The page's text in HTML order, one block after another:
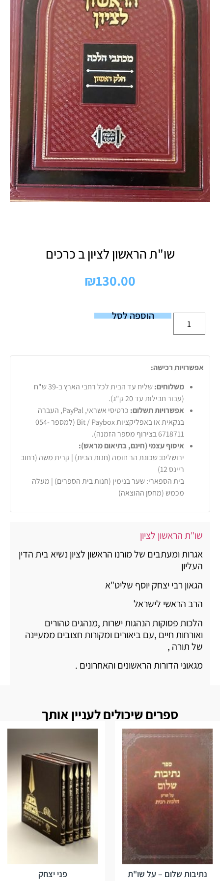
שו"ת הראשון לציון ב כרכים
₪130.00
הוספה לסל
אפשרויות רכישה:
משלוחים:
שליח עד הבית לכל רחבי הארץ ב-39 ש"ח
(עבור חבילות עד 20 ק"ג).
אפשרויות תשלום:
כרטיסי אשראי, PayPal, העברה
בנקאית או באפליקציות Bit / Paybox (למספר 054-
6718711 בצירוף מספר הזמנה).
איסוף עצמי (חינם, בתיאום מראש):
ירושלים: שכונת הר חומה (חנות הבית) | קרית משה (רחוב
ריינס 12)
בית הספארי: שער בנימין (חנות בית הספרים) | מעלה
מכמש (מחסן ההוצאה)
שו"ת הראשון לציון
אגרות ומעתבים של מורנו הראשון לציון נשיא בית הדין
העליון
הגאון רבי יצחק יוסף שליט"א
הרב הראשי לישראל
הלכות פסוקות הנהגות ישרות ,מנהגים טהורים
ואורחות חיים ,עם ביאורים ומקורות חצובים ממעיינה
של תורה ,
מגאוני הדורות הראשונים והאחרונים .
ספרים שיכולים לעניין אותך
נתיבות שלום – על שו"ת
פני יצחק